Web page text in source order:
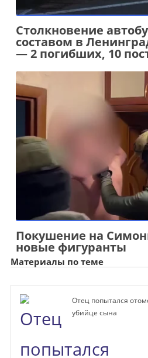
Столкновение
составом в
— 2 погибших, 10
Покушение на
новые фигуранты
Материалы по теме
Отец попытался
убийце сына